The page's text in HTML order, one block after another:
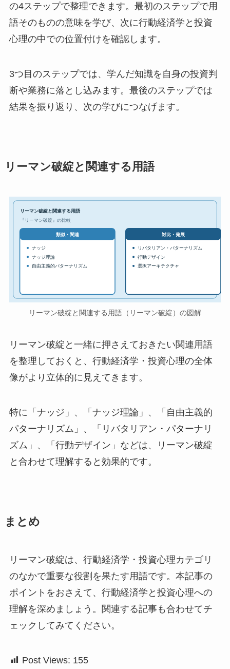
の4ステップで整理できます。最初のステップで用
語そのものの意味を学び、次に行動経済学と投資
心理の中での位置付けを確認します。
3つ目のステップでは、学んだ知識を自身の投資判
断や業務に落とし込みます。最後のステップでは
結果を振り返り、次の学びにつなげます。
リーマン破綻と関連する用語
リーマン破綻と関連する用語
『リーマン破綻』の比較
類似・関連
ナッジ
ナッジ理論
自由主義的パターナリズム
対比・発展
リバタリアン・パターナリズム
行動デザイン
選択アーキテクチャ
リーマン破綻と関連する用語（リーマン破綻）の図解
リーマン破綻と一緒に押さえておきたい関連用語
を整理しておくと、行動経済学・投資心理の全体
像がより立体的に見えてきます。
特に「ナッジ」、「ナッジ理論」、「自由主義的
パターナリズム」、「リバタリアン・パターナリ
ズム」、「行動デザイン」などは、リーマン破綻
と合わせて理解すると効果的です。
まとめ
リーマン破綻は、行動経済学・投資心理カテゴリ
のなかで重要な役割を果たす用語です。本記事の
ポイントをおさえて、行動経済学と投資心理への
理解を深めましょう。関連する記事も合わせてチ
ェックしてみてください。
Post Views: 155